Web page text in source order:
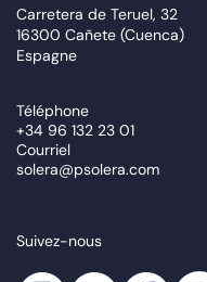
Carretera de Teruel, 32
16300 Cañete (Cuenca)
Espagne
Téléphone
+34 96 132 23 01
Courriel
solera@psolera.com
Suivez-nous